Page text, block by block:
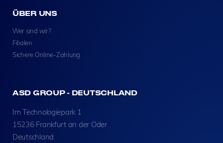
ÜBER UNS
Wer sind wir?
Filialen
Sichere Online-Zahlung
ASD GROUP - DEUTSCHLAND
Im Technologiepark 1
15236 Frankfurt an der Oder
Deutschland